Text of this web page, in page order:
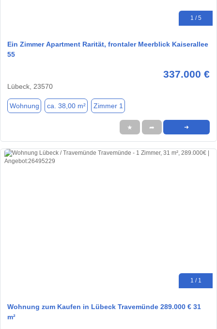
1 / 5
Ein Zimmer Apartment Rarität, frontaler Meerblick Kaiserallee
55
337.000 €
Lübeck, 23570
Wohnung ca. 38,00 m² Zimmer 1
★ ➦ ➜
1 / 1
Wohnung zum Kaufen in Lübeck Travemünde 289.000 € 31
m²